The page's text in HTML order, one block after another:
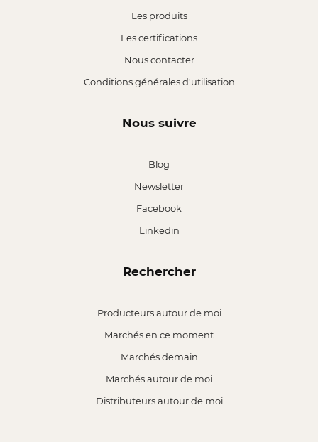
Les produits
Les certifications
Nous contacter
Conditions générales d'utilisation
Nous suivre
Blog
Newsletter
Facebook
Linkedin
Rechercher
Producteurs autour de moi
Marchés en ce moment
Marchés demain
Marchés autour de moi
Distributeurs autour de moi